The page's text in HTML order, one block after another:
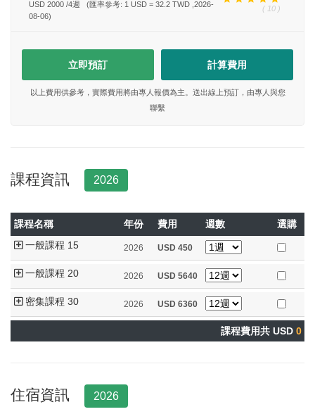
USD 2000 /4週 ( 10 )
(匯率參考: 1 USD = 32.2 TWD ,2026-
08-06)
立即預訂 計算費用
以上費用供參考，實際費用將由專人報價為主。送出線上預訂，由專人與您
聯繫
課程資訊 2026
課程名稱 年份 費用 週數
選購
一般課程 15
2026 USD 450
一般課程 20 2026 USD 5640
密集課程 30 2026 USD 6360
課程費用共 USD 0
住宿資訊 2026